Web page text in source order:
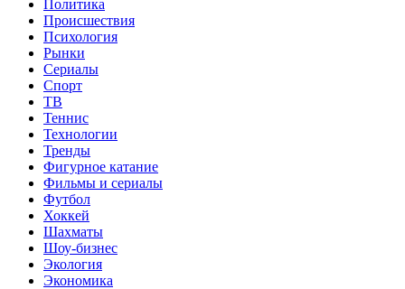
Политика
Происшествия
Психология
Рынки
Сериалы
Спорт
ТВ
Теннис
Технологии
Тренды
Фигурное катание
Фильмы и сериалы
Футбол
Хоккей
Шахматы
Шоу-бизнес
Экология
Экономика